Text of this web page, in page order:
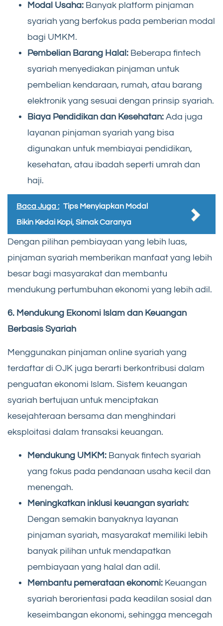
Modal Usaha: Banyak platform pinjaman
syariah yang berfokus pada pemberian modal
bagi UMKM.
Pembelian Barang Halal: Beberapa fintech
syariah menyediakan pinjaman untuk
pembelian kendaraan, rumah, atau barang
elektronik yang sesuai dengan prinsip syariah.
Biaya Pendidikan dan Kesehatan: Ada juga
layanan pinjaman syariah yang bisa
digunakan untuk membiayai pendidikan,
kesehatan, atau ibadah seperti umrah dan
haji.
Baca Juga : Tips Menyiapkan Modal
Bikin Kedai Kopi, Simak Caranya
Dengan pilihan pembiayaan yang lebih luas,
pinjaman syariah memberikan manfaat yang lebih
besar bagi masyarakat dan membantu
mendukung pertumbuhan ekonomi yang lebih adil.
6. Mendukung Ekonomi Islam dan Keuangan
Berbasis Syariah
Menggunakan pinjaman online syariah yang
terdaftar di OJK juga berarti berkontribusi dalam
penguatan ekonomi Islam. Sistem keuangan
syariah bertujuan untuk menciptakan
kesejahteraan bersama dan menghindari
eksploitasi dalam transaksi keuangan.
Mendukung UMKM: Banyak fintech syariah
yang fokus pada pendanaan usaha kecil dan
menengah.
Meningkatkan inklusi keuangan syariah:
Dengan semakin banyaknya layanan
pinjaman syariah, masyarakat memiliki lebih
banyak pilihan untuk mendapatkan
pembiayaan yang halal dan adil.
Membantu pemerataan ekonomi: Keuangan
syariah berorientasi pada keadilan sosial dan
keseimbangan ekonomi, sehingga mencegah